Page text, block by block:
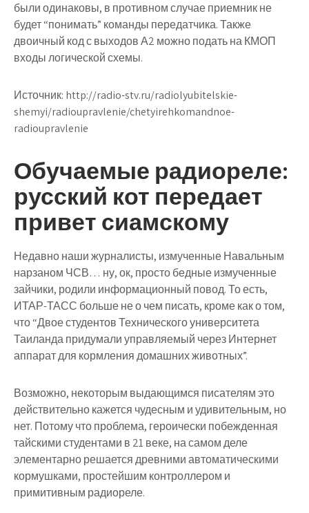
были одинаковы, в противном случае приемник не
будет “понимать” команды передатчика. Также
двоичный код с выходов А2 можно подать на КМОП
входы логической схемы.
Источник: http://radio-stv.ru/radiolyubitelskie-
shemyi/radioupravlenie/chetyirehkomandnoe-
radioupravlenie
Обучаемые радиореле:
русский кот передает
привет сиамскому
Недавно наши журналисты, измученные Навальным
нарзаном ЧСВ… ну, ок, просто бедные измученные
зайчики, родили информационный повод. То есть,
ИТАР-ТАСС больше не о чем писать, кроме как о том,
что “Двое студентов Технического университета
Таиланда придумали управляемый через Интернет
аппарат для кормления домашних животных”.
Возможно, некоторым выдающимся писателям это
действительно кажется чудесным и удивительным, но
нет. Потому что проблема, героически побежденная
тайскими студентами в 21 веке, на самом деле
элементарно решается древними автоматическими
кормушками, простейшим контроллером и
примитивным радиореле.